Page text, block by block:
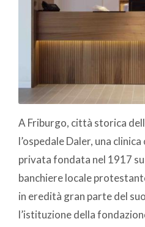
A Friburgo, città storica
l’ospedale Daler, una
privata fondata nel 1917
banchiere locale
in eredità gran parte del
l’istituzione della